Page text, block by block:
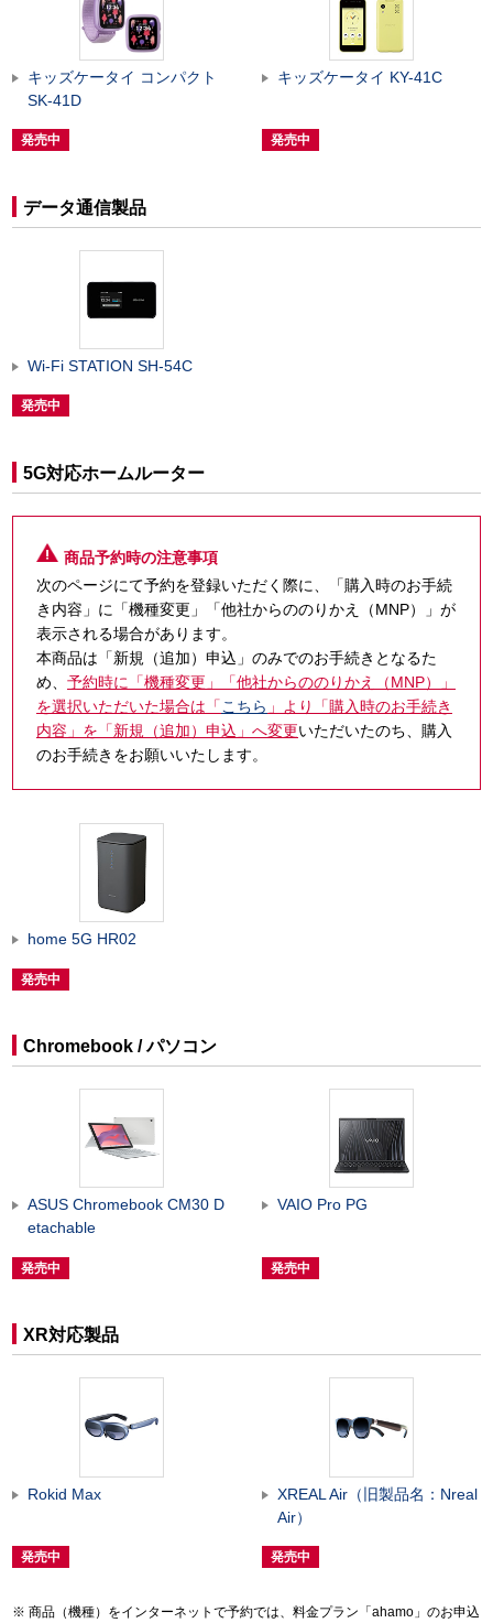
キッズケータイ コンパクト
SK-41D
発売中
キッズケータイ KY-41C
発売中
データ通信製品
Wi-Fi STATION SH-54C
発売中
5G対応ホームルーター
商品予約時の注意事項
次のページにて予約を登録いただく際に、「購入時のお手続
き内容」に「機種変更」「他社からののりかえ（MNP）」が
表示される場合があります。
本商品は「新規（追加）申込」のみでのお手続きとなるた
め、 予約時に「機種変更」「他社からののりかえ（MNP）」
を選択いただいた場合は「 こちら 」より「購入時のお手続き
内容」を「新規（追加）申込」へ変更いただいたのち、購入
のお手続きをお願いいたします。
home 5G HR02
発売中
Chromebook / パソコン
ASUS Chromebook CM30 D
etachable
発売中
VAIO Pro PG
発売中
XR対応製品
Rokid Max
発売中
XREAL Air（旧製品名：Nreal
Air）
発売中
商品（機種）をインターネットで予約では、料金プラン「ahamo」のお申込